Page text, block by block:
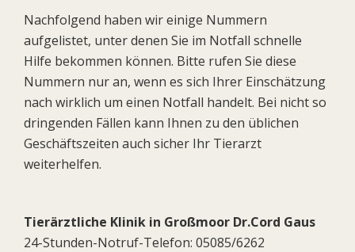
Nachfolgend haben wir einige Nummern
aufgelistet, unter denen Sie im Notfall schnelle
Hilfe bekommen können. Bitte rufen Sie diese
Nummern nur an, wenn es sich Ihrer Einschätzung
nach wirklich um einen Notfall handelt. Bei nicht so
dringenden Fällen kann Ihnen zu den üblichen
Geschäftszeiten auch sicher Ihr Tierarzt
weiterhelfen.
Tierärztliche Klinik in Großmoor Dr.Cord Gaus
24-Stunden-Notruf-Telefon: 05085/6262